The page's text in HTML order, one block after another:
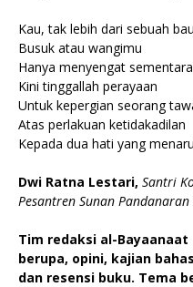
Kau, tak lebih dari sebuah bau
Busuk atau wangimu
Hanya menyengat
Kini tinggallah perayaan
Untuk kepergian seorang
Atas perlakuan ketidakadilan
Kepada dua hati yang
Dwi Ratna Lestari, Santri
Pesantren Sunan Pandanaran
Tim redaksi al-
berupa, opini, kajian
dan resensi buku. Tema